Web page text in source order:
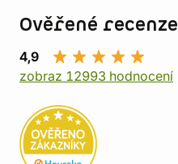
Ověřené recenze
4,9
zobraz 12993 hodnocení